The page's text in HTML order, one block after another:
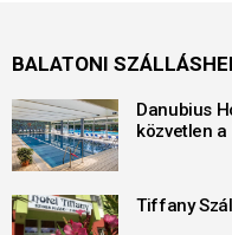
BALATONI
Danubius
közvetlen
Tiffany